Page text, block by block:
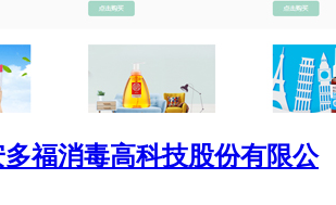
福消毒高科技股份有限公